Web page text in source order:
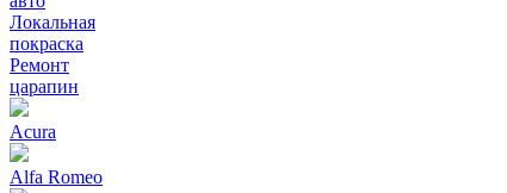
Локальная
покраска
Ремонт
царапин
Acura
Alfa Romeo